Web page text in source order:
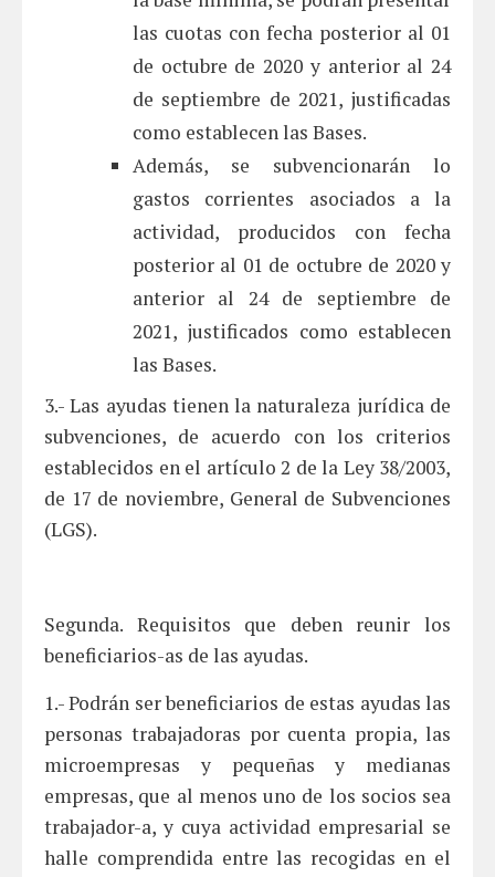
las cuotas con fecha posterior al 01
de octubre de 2020 y anterior al 24
de septiembre de 2021, justificadas
como establecen las Bases.
Además, se subvencionarán lo
gastos corrientes asociados a la
actividad, producidos con fecha
posterior al 01 de octubre de 2020 y
anterior al 24 de septiembre de
2021, justificados como establecen
las Bases.
3.- Las ayudas tienen la naturaleza jurídica de
subvenciones, de acuerdo con los criterios
establecidos en el artículo 2 de la Ley 38/2003,
de 17 de noviembre, General de Subvenciones
(LGS).
Segunda. Requisitos que deben reunir los
beneficiarios-as de las ayudas.
1.- Podrán ser beneficiarios de estas ayudas las
personas trabajadoras por cuenta propia, las
microempresas y pequeñas y medianas
empresas, que al menos uno de los socios sea
trabajador-a, y cuya actividad empresarial se
halle comprendida entre las recogidas en el